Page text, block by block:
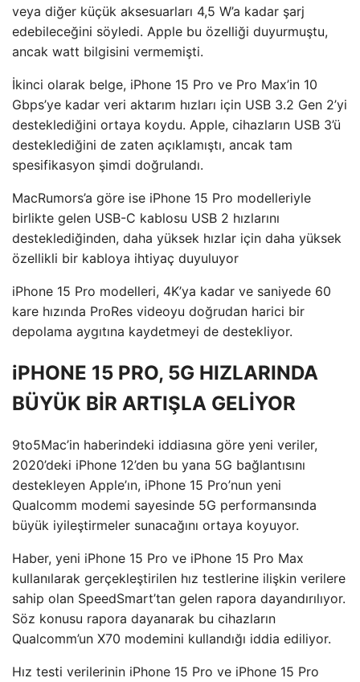
veya diğer küçük aksesuarları 4,5 W’a kadar şarj
edebileceğini söyledi. Apple bu özelliği duyurmuştu,
ancak watt bilgisini vermemişti.
İkinci olarak belge, iPhone 15 Pro ve Pro Max’in 10
Gbps’ye kadar veri aktarım hızları için USB 3.2 Gen 2’yi
desteklediğini ortaya koydu. Apple, cihazların USB 3’ü
desteklediğini de zaten açıklamıştı, ancak tam
spesifikasyon şimdi doğrulandı.
MacRumors’a göre ise iPhone 15 Pro modelleriyle
birlikte gelen USB-C kablosu USB 2 hızlarını
desteklediğinden, daha yüksek hızlar için daha yüksek
özellikli bir kabloya ihtiyaç duyuluyor
iPhone 15 Pro modelleri, 4K’ya kadar ve saniyede 60
kare hızında ProRes videoyu doğrudan harici bir
depolama aygıtına kaydetmeyi de destekliyor.
iPHONE 15 PRO, 5G HIZLARINDA
BÜYÜK BİR ARTIŞLA GELİYOR
9to5Mac’in haberindeki iddiasına göre yeni veriler,
2020’deki iPhone 12’den bu yana 5G bağlantısını
destekleyen Apple’ın, iPhone 15 Pro’nun yeni
Qualcomm modemi sayesinde 5G performansında
büyük iyileştirmeler sunacağını ortaya koyuyor.
Haber, yeni iPhone 15 Pro ve iPhone 15 Pro Max
kullanılarak gerçekleştirilen hız testlerine ilişkin verilere
sahip olan SpeedSmart’tan gelen rapora dayandırılıyor.
Söz konusu rapora dayanarak bu cihazların
Qualcomm’un X70 modemini kullandığı iddia ediliyor.
Hız testi verilerinin iPhone 15 Pro ve iPhone 15 Pro